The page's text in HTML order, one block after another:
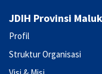
JDIH Provinsi
Profil
Struktur Organisasi